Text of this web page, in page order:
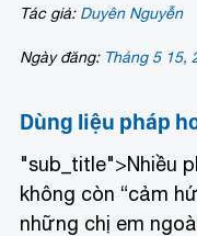
Tác giả: Duyên Nguyễn
Ngày đăng: Tháng 5 15,
Dùng liệu pháp
"sub_title">Nhiều
không còn “cảm
những chị em